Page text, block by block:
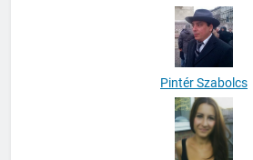
Pintér Szabolcs